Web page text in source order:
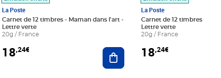
au panier
La Poste
Carnet de 12 timbres - Maman dans l'art -
Lettre verte
20g / France
18,24€ Ajouter au panier
La Poste
Carnet de 12 timbres - Le
Lettre verte
20g / France
18,24€